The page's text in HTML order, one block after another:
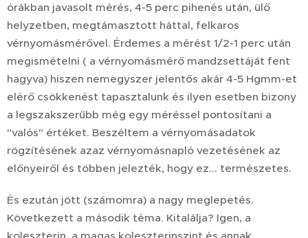
órákban javasolt mérés, 4-5 perc pihenés után, ülő
helyzetben, megtámasztott háttal, felkaros
vérnyomásmérővel. Érdemes a mérést 1/2-1 perc után
megismételni ( a vérnyomásmérő mandzsettáját fent
hagyva) hiszen nemegyszer jelentős akár 4-5 Hgmm-et
elérő csökkenést tapasztalunk és ilyen esetben bizony
a legszakszerűbb még egy méréssel pontosítani a
"valós" értéket. Beszéltem a vérnyomásadatok
rögzítésének azaz vérnyomásnapló vezetésének az
előnyeiről és többen jelezték, hogy ez... természetes.
És ezután jött (számomra) a nagy meglepetés.
Következett a második téma. Kitalálja? Igen, a